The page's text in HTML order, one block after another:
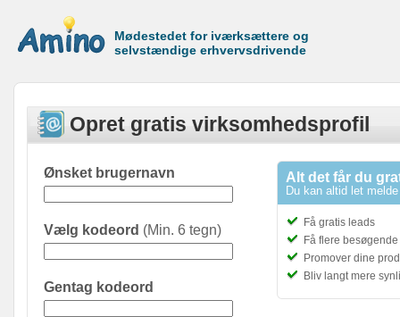
Mødestedet for iværksættere og
selvstændige erhvervsdrivende
Opret gratis virksomhedsprofil
Alt det får du
Du kan altid let
Få gratis leads
Få flere
Promover dine
Bliv langt mere
Ønsket brugernavn
Vælg kodeord (Min. 6 tegn)
Gentag kodeord